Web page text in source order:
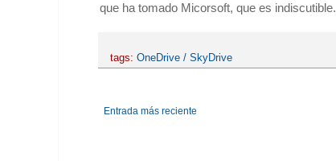
que ha tomado Micorsoft, que es indiscutible.
tags: OneDrive / SkyDrive
Entrada más reciente